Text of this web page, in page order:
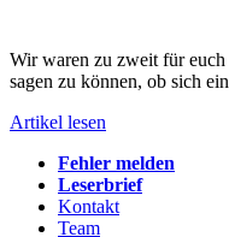
Wir waren zu zweit für
sagen zu können, ob sich
Artikel lesen
Fehler melden
Leserbrief
Kontakt
Team